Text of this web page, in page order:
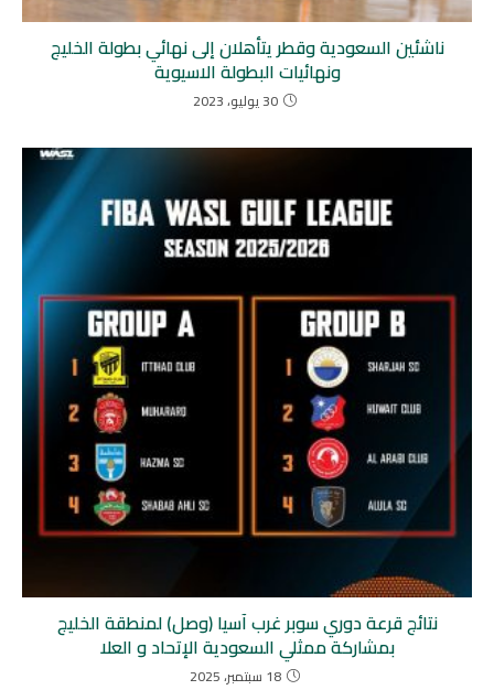
ناشئين السعودية وقطر يتأهلان إلى نهائي بطولة الخليج
ونهائيات البطولة الاسيوية
30 يوليو، 2023
نتائج قرعة دوري سوبر غرب آسيا (وصل) لمنطقة الخليج
بمشاركة ممثلي السعودية الإتحاد و العلا
18 سبتمبر، 2025